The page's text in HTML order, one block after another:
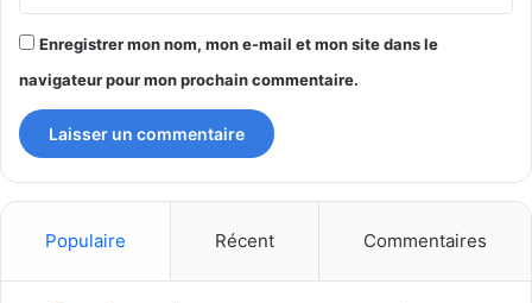
Enregistrer mon nom, mon e-mail et mon site dans le
navigateur pour mon prochain commentaire.
Populaire Récent Commentaires